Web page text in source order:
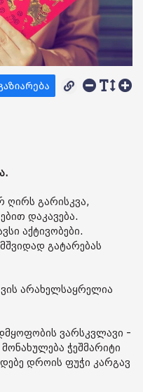
ღირს გარისკვა,
დაკავება.
აქტივობები.
გატარებას
არახელსაყრელია
ვარსკვლავი -
ჭეშმარიტი
დროის ფუჭი კარგავ